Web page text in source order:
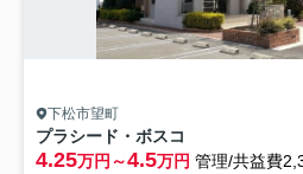
下松市望町
プラシード・ボスコ
4.25万円～4.5万円 管理/共益費